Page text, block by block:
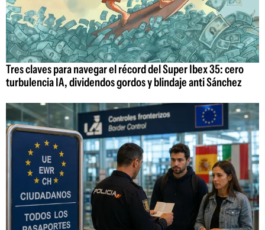
Tres claves para navegar el récord del Super Ibex 35: cero
turbulencia IA, dividendos gordos y blindaje anti Sánchez